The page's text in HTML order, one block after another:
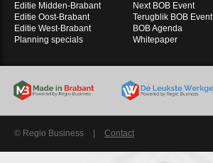
Editie Midden-Brabant
Editie Oost-Brabant
Editie West-Brabant
Planning specials
Next BOB Event
Terugblik BOB Event
BOB Agenda
Whitepaper
© Regio Business Contact